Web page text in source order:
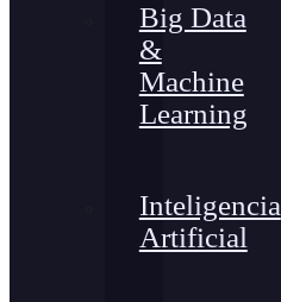
Big Data
&
Machine
Learning
Inteligencia
Artificial